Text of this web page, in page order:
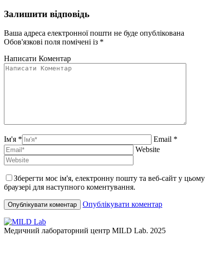
Залишити відповідь
Ваша адреса електронної пошти не буде опублікована
Обов'язкові поля помічені із *
Написати Коментар
Ім'я *
Email *
Website
Зберегти моє ім'я, електронну пошту та веб-сайт у цьому
браузері для наступного коментування.
Опублікувати коментар
Медичний лабораторний центр MILD Lab. 2025